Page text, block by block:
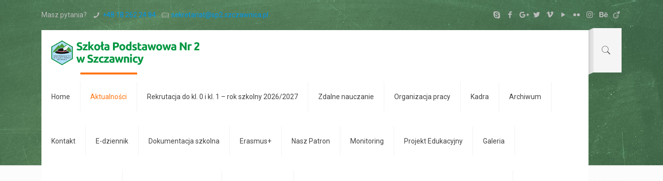
Masz pytania? +48 18 262 24 84 sekretariat@sp2.szczawnica.pl
Home Aktualności Rekrutacja do kl. 0 i kl. 1 – rok szkolny 2026/2027 Zdalne nauczanie Organizacja pracy Kadra Archiwum
Kontakt E-dziennik Dokumentacja szkolna Erasmus+ Nasz Patron Monitoring Projekt Edukacyjny Galeria